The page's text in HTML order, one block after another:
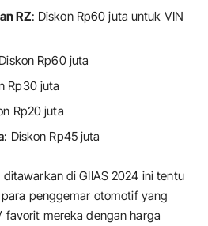
RZ: Diskon Rp60 juta untuk VIN
Rp60 juta
Rp30 juta
Rp20 juta
: Diskon Rp45 juta
di GIIAS 2024 ini tentu
penggemar otomotif yang
favorit mereka dengan harga